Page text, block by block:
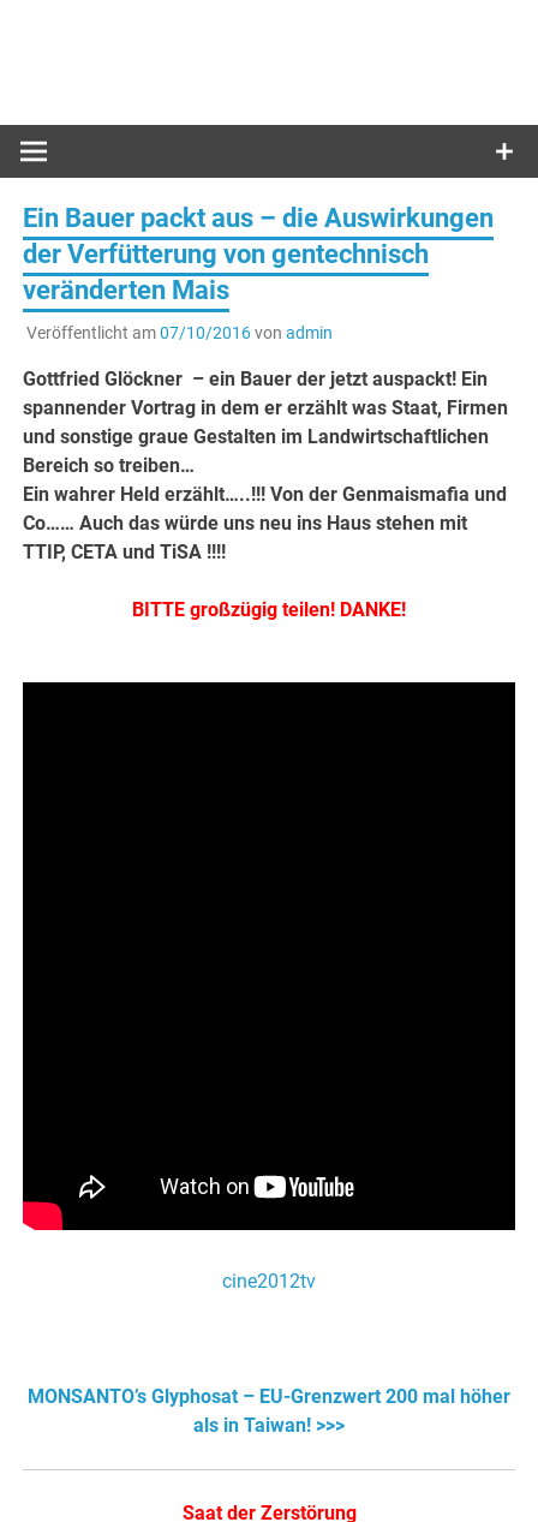
Ein Bauer packt aus – die Auswirkungen
der Verfütterung von gentechnisch
veränderten Mais
Veröffentlicht am07/10/2016von admin
Gottfried Glöckner – ein Bauer der jetzt auspackt! Ein
spannender Vortrag in dem er erzählt was Staat, Firmen
und sonstige graue Gestalten im Landwirtschaftlichen
Bereich so treiben…
Ein wahrer Held erzählt…..!!! Von der Genmaismafia und
Co…… Auch das würde uns neu ins Haus stehen mit
TTIP, CETA und TiSA !!!!
BITTE großzügig teilen! DANKE!
cine2012tv
MONSANTO’s Glyphosat – EU-Grenzwert 200 mal höher
als in Taiwan! >>>
Saat der Zerstörung